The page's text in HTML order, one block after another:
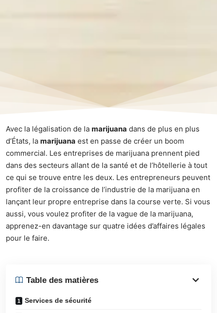
Avec la légalisation de la marijuana dans de plus en plus
d’États, la marijuana est en passe de créer un boom
commercial. Les entreprises de marijuana prennent pied
dans des secteurs allant de la santé et de l’hôtellerie à tout
ce qui se trouve entre les deux. Les entrepreneurs peuvent
profiter de la croissance de l’industrie de la marijuana en
lançant leur propre entreprise dans la course verte. Si vous
aussi, vous voulez profiter de la vague de la marijuana,
apprenez-en davantage sur quatre idées d’affaires légales
pour le faire.
Table des matières
Services de sécurité